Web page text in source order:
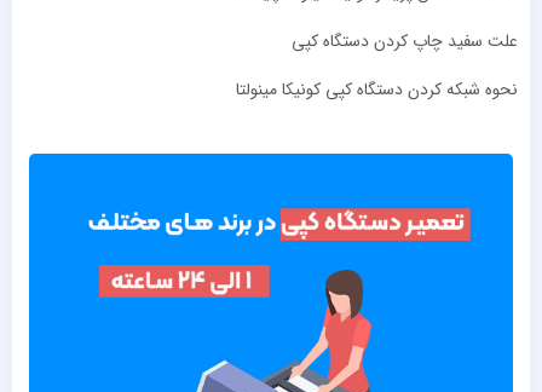
علت سفید چاپ کردن دستگاه کپی
نحوه شبکه کردن دستگاه کپی کونیکا مینولتا